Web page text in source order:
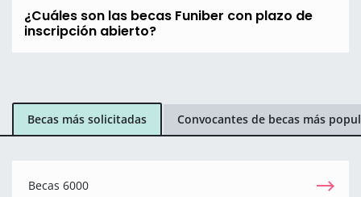
¿Cuáles son las becas Funiber con plazo de
inscripción abierto?
Becas más solicitadas Convocantes de becas más
Becas 6000